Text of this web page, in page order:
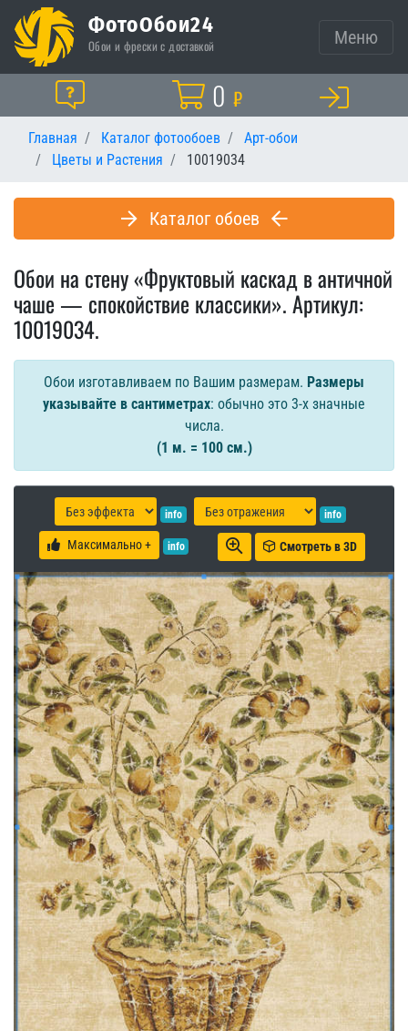
ФотоОбои24
Обои и фрески с доставкой Меню
Помощь Корзина
0 ₽
Главная Каталог фотообоев
Арт-обои
Цветы и Растения
10019034
Каталог обоев
Обои на стену «Фруктовый каскад в античной
чаше — спокойствие классики». Артикул:
10019034.
Обои изготавливаем по Вашим размерам. Размеры
указывайте в сантиметрах: обычно это 3-х значные
числа.
(1 м. = 100 см.)
info info
Максимально + info Смотреть в 3D